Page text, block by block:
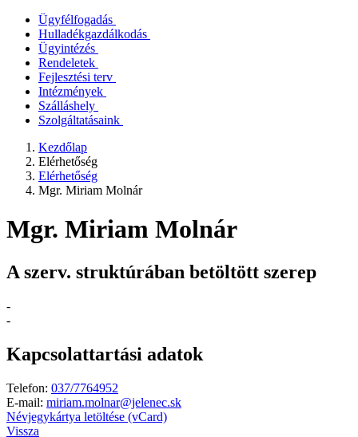
Ügyfélfogadás
Hulladékgazdálkodás
Ügyintézés
Rendeletek
Fejlesztési terv
Intézmények
Szálláshely
Szolgáltatásaink
Kezdőlap
Elérhetőség
Elérhetőség
Mgr. Miriam Molnár
Mgr. Miriam Molnár
A szerv. struktúrában betöltött szerep
-
-
Kapcsolattartási adatok
Telefon: 037/7764952
E-mail: miriam.molnar@jelenec.sk
Névjegykártya letöltése (vCard)
Vissza